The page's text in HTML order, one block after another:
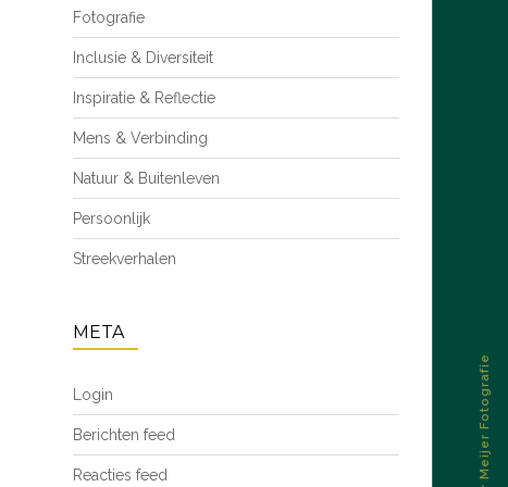
Fotografie
Inclusie & Diversiteit
Inspiratie & Reflectie
Mens & Verbinding
Natuur & Buitenleven
Persoonlijk
Streekverhalen
META
Login
Berichten feed
Reacties feed